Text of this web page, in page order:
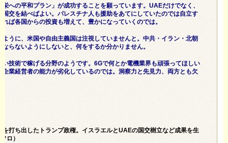
への平和プラン」が成功することを願っています。UAEだけでなく、
国交を結べばよい。パレスチナ人も援助をあてにしていたのでは自立す
ば各国からの投資も増えて、豊かになっていくのでは。
うに、米国や自由主義国は注視していませんと。中共・イラン・北朝
らないようにしないと、何をするか分かりません。
い技術で稼げる分野のようです。6Gで何とか電機業界も頑張ってほしい
業経営者の能力が劣化しているのでは。洞察力と先見力、両方とも欠
を打ち出したトランプ政権。イスラエルとUAEの国交樹立など成果を生
ロ）